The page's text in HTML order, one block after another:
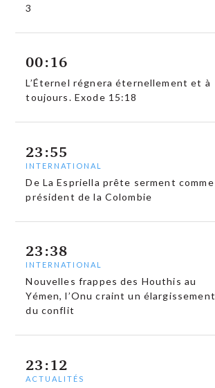
3
00:16
L’Éternel régnera éternellement et à
toujours. Exode 15:18
23:55
INTERNATIONAL
De La Espriella prête serment comme
président de la Colombie
23:38
INTERNATIONAL
Nouvelles frappes des Houthis au
Yémen, l’Onu craint un élargissement
du conflit
23:12
ACTUALITÉS